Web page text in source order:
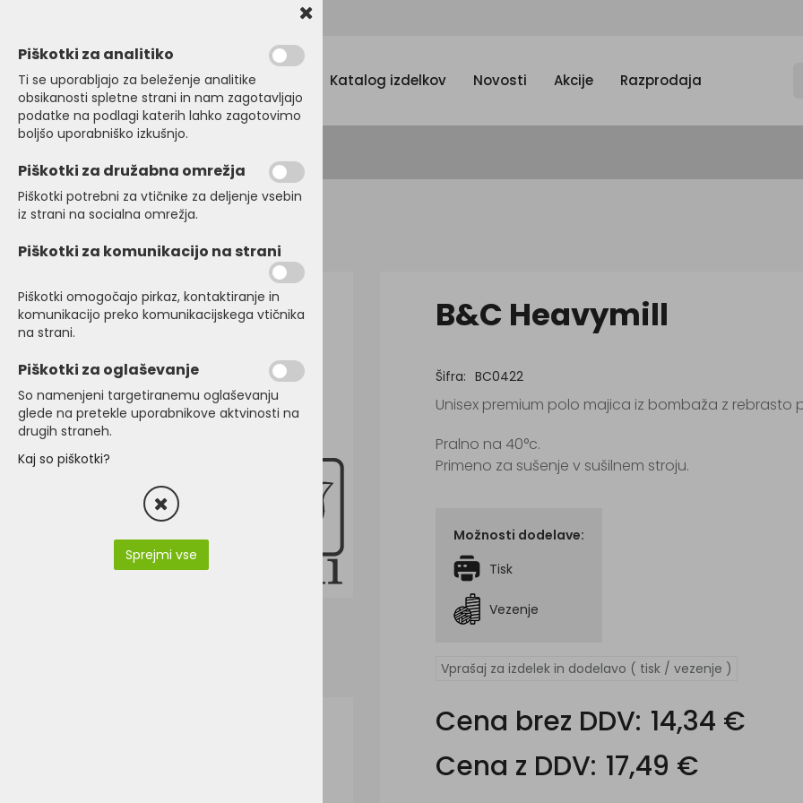
Menu Katalog izdelkov Novosti Akcije Razprodaja
Domov POLO MAJICE Moške Kratek rokav
B&C Heavymill
Šifra: BC0422
Unisex premium polo majica iz bombaža z rebrasto
Pralno na 40°c.
Primeno za sušenje v sušilnem stroju.
Možnosti dodelave:
Tisk
Vezenje
Vprašaj za izdelek in dodelavo ( tisk / vezenje )
Cena brez DDV: 14,34 €
Cena z DDV: 17,49 €
Piškotki za analitiko
Ti se uporabljajo za beleženje analitike
obsikanosti spletne strani in nam zagotavljajo
podatke na podlagi katerih lahko zagotovimo
boljšo uporabniško izkušnjo.
Piškotki za družabna omrežja
Piškotki potrebni za vtičnike za deljenje vsebin
iz strani na socialna omrežja.
Piškotki za komunikacijo na strani
Piškotki omogočajo pirkaz, kontaktiranje in
komunikacijo preko komunikacijskega vtičnika
na strani.
Piškotki za oglaševanje
So namenjeni targetiranemu oglaševanju
glede na pretekle uporabnikove aktvinosti na
drugih straneh.
Kaj so piškotki?
Sprejmi vse